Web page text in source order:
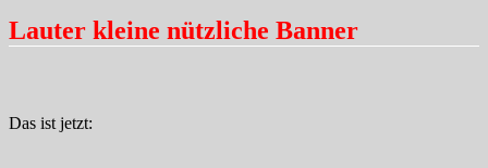
Lauter kleine nützliche Banner
Das ist jetzt: